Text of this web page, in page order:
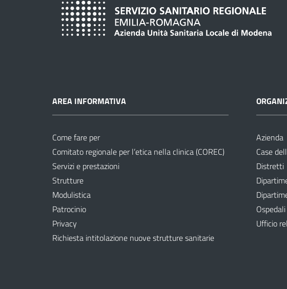
AREA INFORMATIVA
Come fare per
Comitato regionale per l’etica nella clinica (COREC)
Servizi e prestazioni
Strutture
Modulistica
Patrocinio
Privacy
Richiesta intitolazione nuove strutture sanitarie
Azienda
Case
Distretti
Ospedali
Ufficio